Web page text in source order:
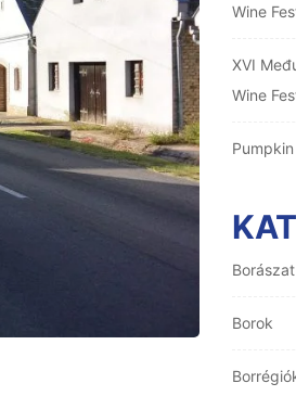
Wine
XVI
Wine
Borászat
Borok